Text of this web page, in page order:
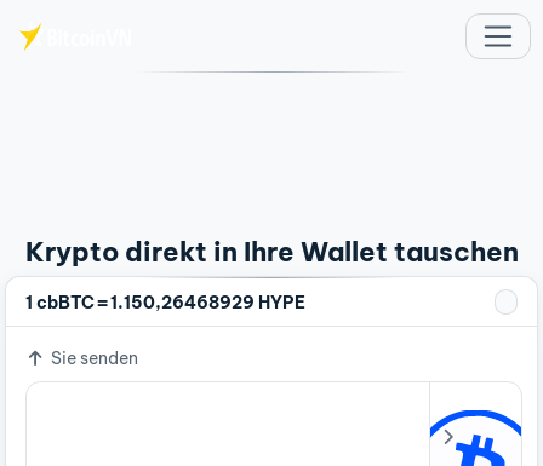
Krypto direkt in Ihre Wallet tauschen
1 cbBTC=1.150,26468929 HYPE
Sie senden